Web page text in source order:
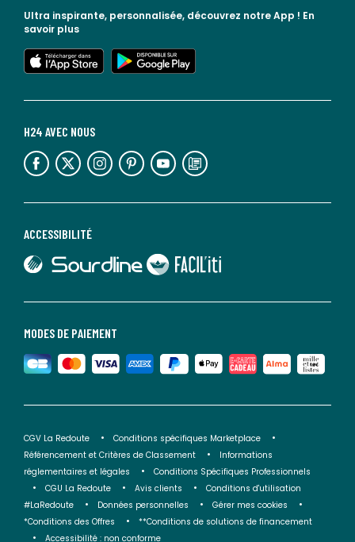
MODES DE PAIEMENT
ACCESSIBILITÉ
lien vers Faciliti
H24 AVEC NOUS
lien vers l'espace réseaux sociaux lien vers l'espace réseaux sociaux lien vers l'espace réseaux sociaux lien vers l'espace réseaux sociaux lien vers l'espace réseaux sociaux lien vers le blog la redoute
Ultra inspirante, personnalisée, découvrez notre App ! En
savoir plus
lien vers l'app store
lien vers google play
CGV La Redoute
Conditions spécifiques Marketplace
Référencement et Critères de Classement
Informations
réglementaires et légales
Conditions Spécifiques Professionnels
CGU La Redoute
Avis clients
Conditions d'utilisation
#LaRedoute
Données personnelles
Gérer mes cookies
*Conditions des Offres
**Conditions de solutions de financement
Accessibilité : non conforme